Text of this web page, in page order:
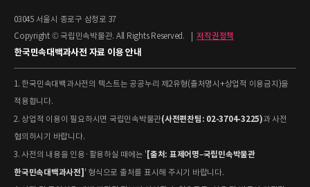
03045 서울시 종로구 삼청로 37
Copyright © 국립민속박물관. All Rights Reserved.
저작권정책
한국민속대백과사전 자료 이용 안내
1. 한국민속대백과사전의 텍스트는 공공누리 제2유형(출처명시+상업적 이용금지)을
적용합니다.
2. 상업적 이용이 필요하시면 국립민속박물관(사전편찬팀: 02-3704-3225)과 사전
협의하시기 바랍니다.
3. 사전의 내용을 인용·활용하실 때에는 ' [출처: 표제어명–국립민속박물관
한국민속대백과사전] ' 형식으로 출처를 표시해 주시기 바랍니다.